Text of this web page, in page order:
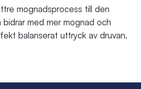
mognadsprocess till den
med mer mognad och
balanserat uttryck av druvan.